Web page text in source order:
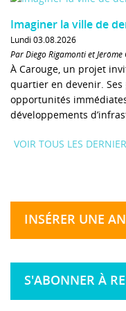
Imaginer la ville de
Lundi 03.08.2026
Par Diego Rigamonti et Jérôme
À Carouge, un projet
quartier en devenir.
opportunités
développements
VOIR TOUS LES
INSÉRER UNE
S'ABONNER À